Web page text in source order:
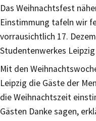
Das Weihnachtsfest
Einstimmung tafeln wir
vorrausichtlich 17.
Studentenwerkes
Mit den
Leipzig die Gäste der
die Weihnachtszeit
Gästen Danke sagen,